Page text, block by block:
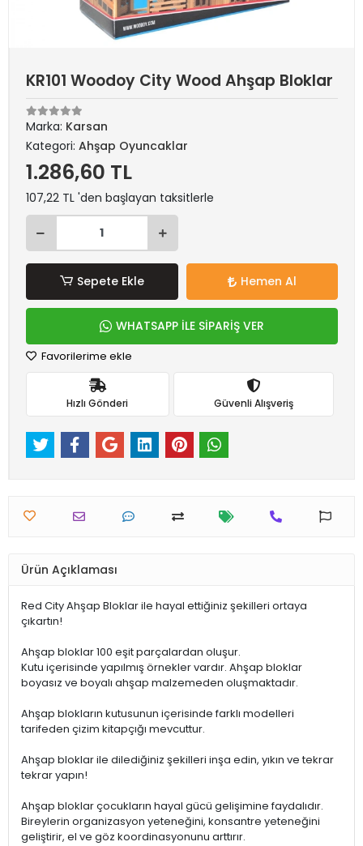
KR101 Woodoy City Wood Ahşap Bloklar
Marka: Karsan
Kategori: Ahşap Oyuncaklar
1.286,60 TL
107,22 TL 'den başlayan taksitlerle
Sepete Ekle Hemen Al
WHATSAPP İLE SİPARİŞ VER
Favorilerime ekle
Hızlı Gönderi Güvenli Alışveriş
Ürün Açıklaması
Red City Ahşap Bloklar ile hayal ettiğiniz şekilleri ortaya
çıkartın!
Ahşap bloklar 100 eşit parçalardan oluşur.
Kutu içerisinde yapılmış örnekler vardır. Ahşap bloklar
boyasız ve boyalı ahşap malzemeden oluşmaktadır.
Ahşap blokların kutusunun içerisinde farklı modelleri
tarifeden çizim kitapçığı mevcuttur.
Ahşap bloklar ile dilediğiniz şekilleri inşa edin, yıkın ve tekrar
tekrar yapın!
Ahşap bloklar çocukların hayal gücü gelişimine faydalıdır.
Bireylerin organizasyon yeteneğini, konsantre yeteneğini
geliştirir, el ve göz koordinasyonunu arttırır.